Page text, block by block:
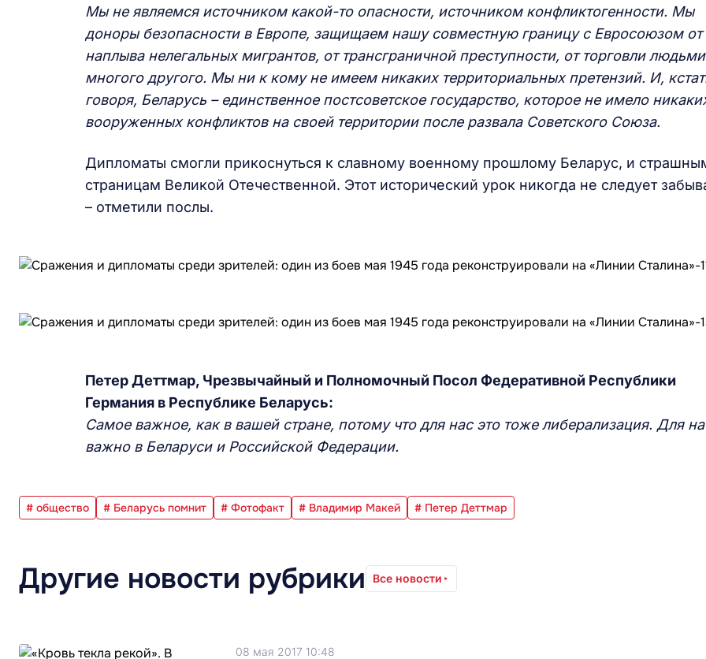
Мы не являемся источником какой-то опасности, источником конфликтогенности. Мы
доноры безопасности в Европе, защищаем нашу совместную границу с Евросоюзом от
наплыва нелегальных мигрантов, от трансграничной преступности, от торговли
многого другого. Мы ни к кому не имеем никаких территориальных претензий. И,
говоря, Беларусь – единственное постсоветское государство, которое не имело
вооруженных конфликтов на своей территории после развала Советского Союза.
Дипломаты смогли прикоснуться к славному военному прошлому Беларус, и
страницам Великой Отечественной. Этот исторический урок никогда не следует
– отметили послы.
Петер Деттмар, Чрезвычайный и Полномочный Посол Федеративной Республики
Германия в Республике Беларусь:
Самое важное, как в вашей стране, потому что для нас это тоже либерализация. Для
важно в Беларуси и Российской Федерации.
# общество # Беларусь помнит # Фотофакт # Владимир Макей # Петер Деттмар
Другие новости рубрики Все новости
08 мая 2017 10:48